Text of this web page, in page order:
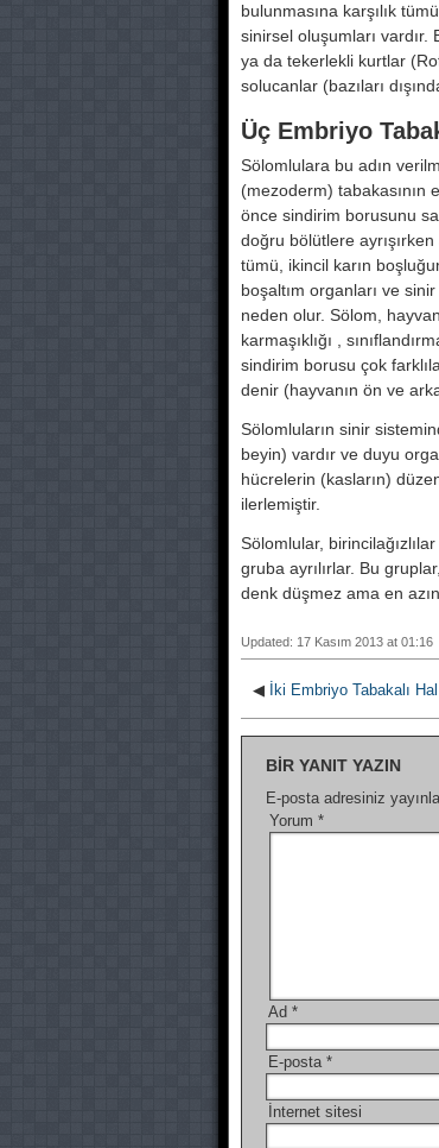
bulunmasına karşılık
sinirsel oluşumları
ya da tekerlekli kurtlar
solucanlar (bazıları
Üç Embriyo
Sölomlulara bu adın
(mezoderm) tabakasının
önce sindirim borusunu
doğru bölütlere
tümü, ikincil karın
boşaltım organları ve
neden olur. Sölom,
karmaşıklığı ,
sindirim borusu çok
denir (hayvanın ön ve
Sölomluların sinir
beyin) vardır ve duyu
hücrelerin (kasların)
ilerlemiştir.
Sölomlular,
gruba ayrılırlar. Bu
denk düşmez ama en
Updated: 17 Kasım 2013 at 01:16
◀ İki Embriyo Tabakalı Hal
BIR YANIT YAZIN
E-posta adresiniz
Yorum *
Ad *
E-posta *
İnternet sitesi